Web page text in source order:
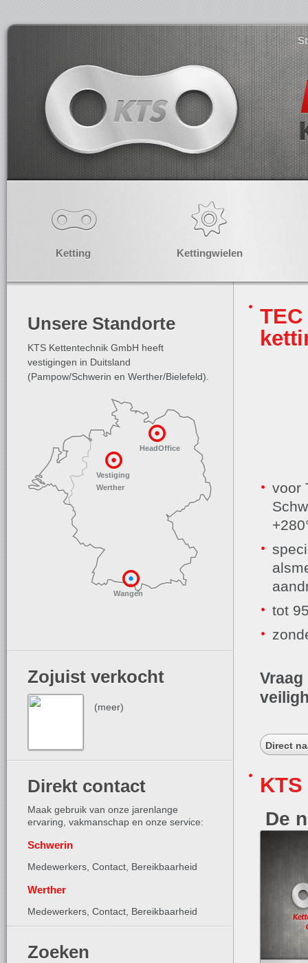
Ketting Kettingwielen
Unsere Standorte
KTS Kettentechnik GmbH heeft
vestigingen in Duitsland
(Pampow/Schwerin en Werther/Bielefeld).
HeadOffice
Vestiging
Werther
Wangen
Zojuist verkocht
(meer)
Direkt contact
Maak gebruik van onze jarenlange
ervaring, vakmanschap en onze service:
Schwerin
Medewerkers, Contact, Bereikbaarheid
Werther
Medewerkers, Contact, Bereikbaarheid
Zoeken
voor
tot
Direct
De